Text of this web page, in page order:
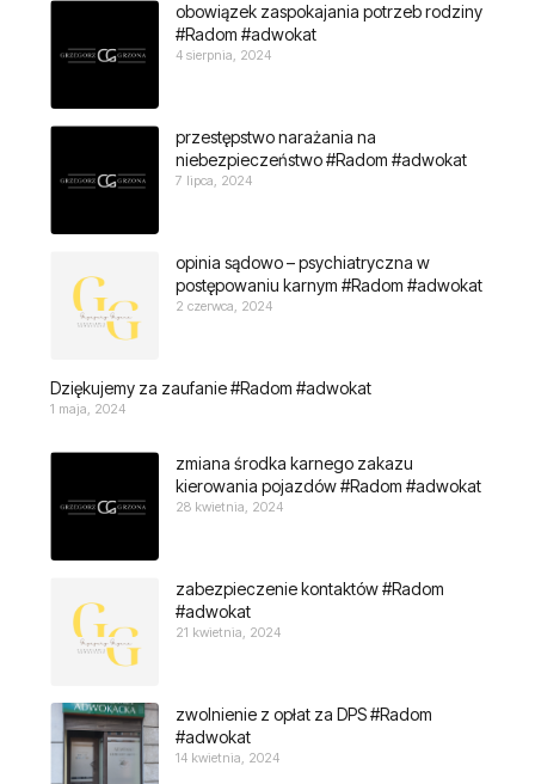
obowiązek zaspokajania potrzeb rodziny
#Radom #adwokat
4 sierpnia, 2024
przestępstwo narażania na
niebezpieczeństwo #Radom #adwokat
7 lipca, 2024
opinia sądowo – psychiatryczna w
postępowaniu karnym #Radom #adwokat
2 czerwca, 2024
Dziękujemy za zaufanie #Radom #adwokat
1 maja, 2024
zmiana środka karnego zakazu
kierowania pojazdów #Radom #adwokat
28 kwietnia, 2024
zabezpieczenie kontaktów #Radom
#adwokat
21 kwietnia, 2024
zwolnienie z opłat za DPS #Radom
#adwokat
14 kwietnia, 2024